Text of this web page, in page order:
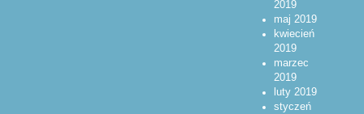
2019
maj 2019
kwiecień
2019
marzec
2019
luty 2019
styczeń